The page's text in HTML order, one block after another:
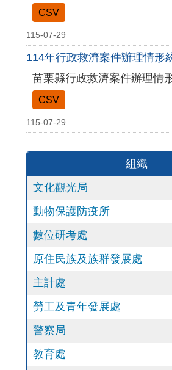
組織
文化觀光局
動物保護防疫所
數位研考處
原住民族及族群發展處
主計處
勞工及青年發展處
警察局
教育處
CSV
115-07-29
114年行政救濟案件辦理情形
苗栗縣行政救濟案件辦理情
CSV
115-07-29